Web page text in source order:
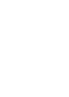
La
dedicada a
permitido
terceros